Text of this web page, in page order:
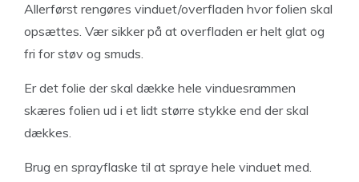
Allerførst rengøres vinduet/overfladen hvor folien skal
opsættes. Vær sikker på at overfladen er helt glat og
fri for støv og smuds.
Er det folie der skal dække hele vinduesrammen
skæres folien ud i et lidt større stykke end der skal
dækkes.
Brug en sprayflaske til at spraye hele vinduet med.